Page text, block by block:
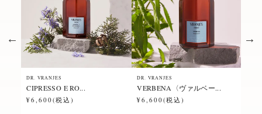
DR. VRANJES
CIPRESSO E RO...
¥6,600(税込)
DR. VRANJES
VERBENA〈ヴァルベー...
¥6,600(税込)